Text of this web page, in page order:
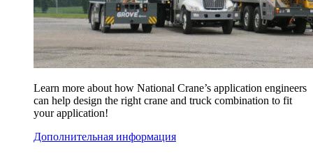
Learn more about how National Crane’s application engineers
can help design the right crane and truck combination to fit
your application!
Дополнительная информация